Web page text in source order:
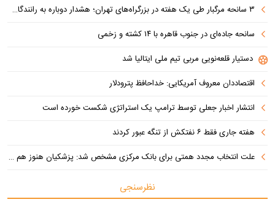
۳ سانحه مرگبار طی یک هفته در بزرگراه‌های تهران؛ هشدار دوباره به رانندگان و عابران
سانحه جاده‌ای در جنوب قاهره با ۱۴ کشته و زخمی
دستیار قلعه‌نویی مربی تیم ملی ایتالیا شد
اقتصاددان معروف آمریکایی: خداحافظ پترودلار
انتشار اخبار جعلی توسط ترامپ یک استراتژی شکست خورده است
هفته جاری فقط ۶ نفتکش از تنگه عبور کردند
علت انتخاب مجدد همتی برای بانک مرکزی مشخص شد: پزشکیان هنوز هم متوجه نشده است چرا همتی استیضاح شد!
نظرسنجی